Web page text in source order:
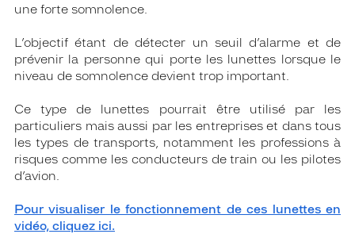
une forte somnolence.
L’objectif étant de détecter un seuil d’alarme et de
prévenir la personne qui porte les lunettes lorsque le
niveau de somnolence devient trop important.
Ce type de lunettes pourrait être utilisé par les
particuliers mais aussi par les entreprises et dans tous
les types de transports, notamment les professions à
risques comme les conducteurs de train ou les pilotes
d’avion.
Pour visualiser le fonctionnement de ces lunettes en
vidéo, cliquez ici.